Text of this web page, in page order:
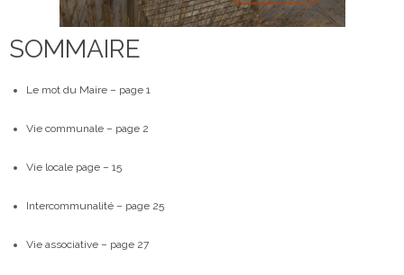
SOMMAIRE
Le mot du Maire – page 1
Vie communale – page 2
Vie locale page – 15
Intercommunalité – page 25
Vie associative – page 27